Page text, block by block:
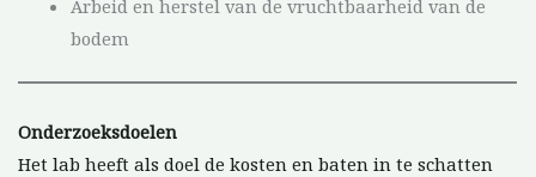
Arbeid en herstel van de vruchtbaarheid van de
bodem
Onderzoeksdoelen
Het lab heeft als doel de kosten en baten in te schatten